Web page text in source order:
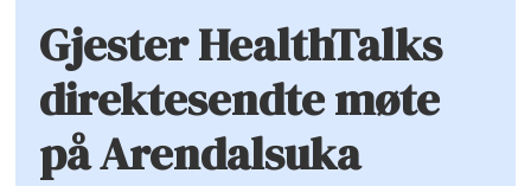
Gjester HealthTalks
direktesendte møte
på Arendalsuka